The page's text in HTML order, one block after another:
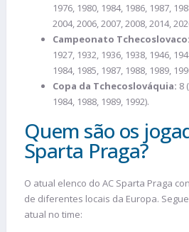
1976, 1980, 1984, 1986, 1987,
2004, 2006, 2007, 2008, 2014,
Campeonato Tchecoslovaco:
1927, 1932, 1936, 1938, 1946,
1984, 1985, 1987, 1988, 1989,
Copa da Tchecoslováquia: 8
1984, 1988, 1989, 1992).
Quem são os
Sparta Praga?
O atual elenco do AC Sparta Praga
de diferentes locais da Europa.
atual no time: